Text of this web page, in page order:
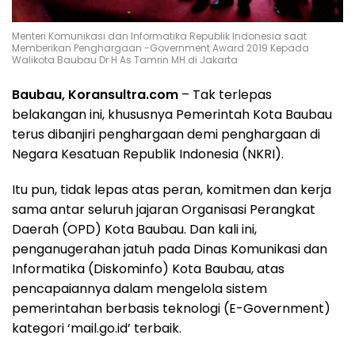
Menteri Komunikasi dan Informatika Republik Indonesia saat
Memberikan Penghargaan -Government Award 2019 Kepada
Walikota Baubau Dr H As Tamrin MH di Jakarta
Baubau, Koransultra.com – Tak terlepas
belakangan ini, khususnya Pemerintah Kota Baubau
terus dibanjiri penghargaan demi penghargaan di
Negara Kesatuan Republik Indonesia (NKRI).
Itu pun, tidak lepas atas peran, komitmen dan kerja
sama antar seluruh jajaran Organisasi Perangkat
Daerah (OPD) Kota Baubau. Dan kali ini,
penganugerahan jatuh pada Dinas Komunikasi dan
Informatika (Diskominfo) Kota Baubau, atas
pencapaiannya dalam mengelola sistem
pemerintahan berbasis teknologi (E-Government)
kategori ‘mail.go.id’ terbaik.